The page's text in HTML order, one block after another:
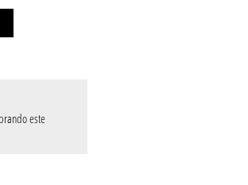
este